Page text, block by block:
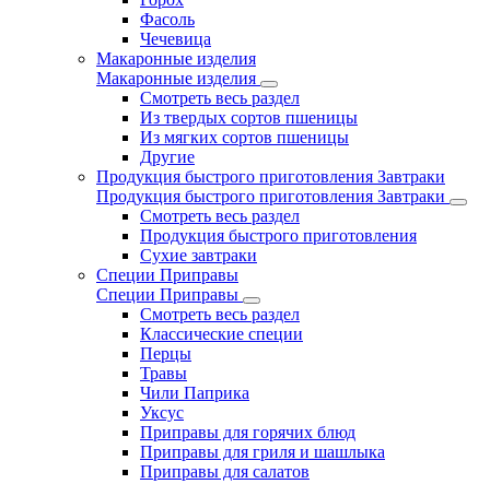
Фасоль
Чечевица
Макаронные изделия
Макаронные изделия
Смотреть весь раздел
Из твердых сортов пшеницы
Из мягких сортов пшеницы
Другие
Продукция быстрого приготовления Завтраки
Продукция быстрого приготовления Завтраки
Смотреть весь раздел
Продукция быстрого приготовления
Сухие завтраки
Специи Приправы
Специи Приправы
Смотреть весь раздел
Классические специи
Перцы
Травы
Чили Паприка
Уксус
Приправы для горячих блюд
Приправы для гриля и шашлыка
Приправы для салатов